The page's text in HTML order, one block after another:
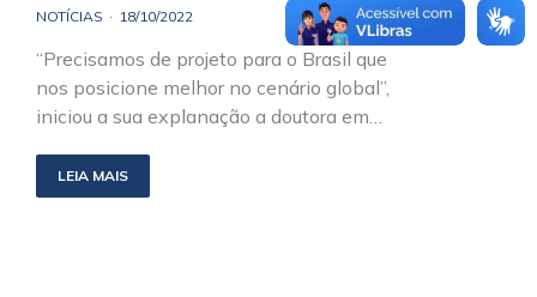
NOTÍCIAS 18/10/2022
“Precisamos de projeto para o Brasil que
nos posicione melhor no cenário global”,
iniciou a sua explanação a doutora em…
LEIA MAIS